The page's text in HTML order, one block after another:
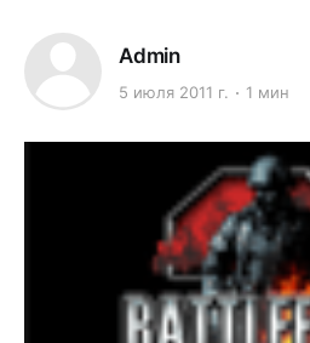
Admin
5 июля 2011 г. 1 мин